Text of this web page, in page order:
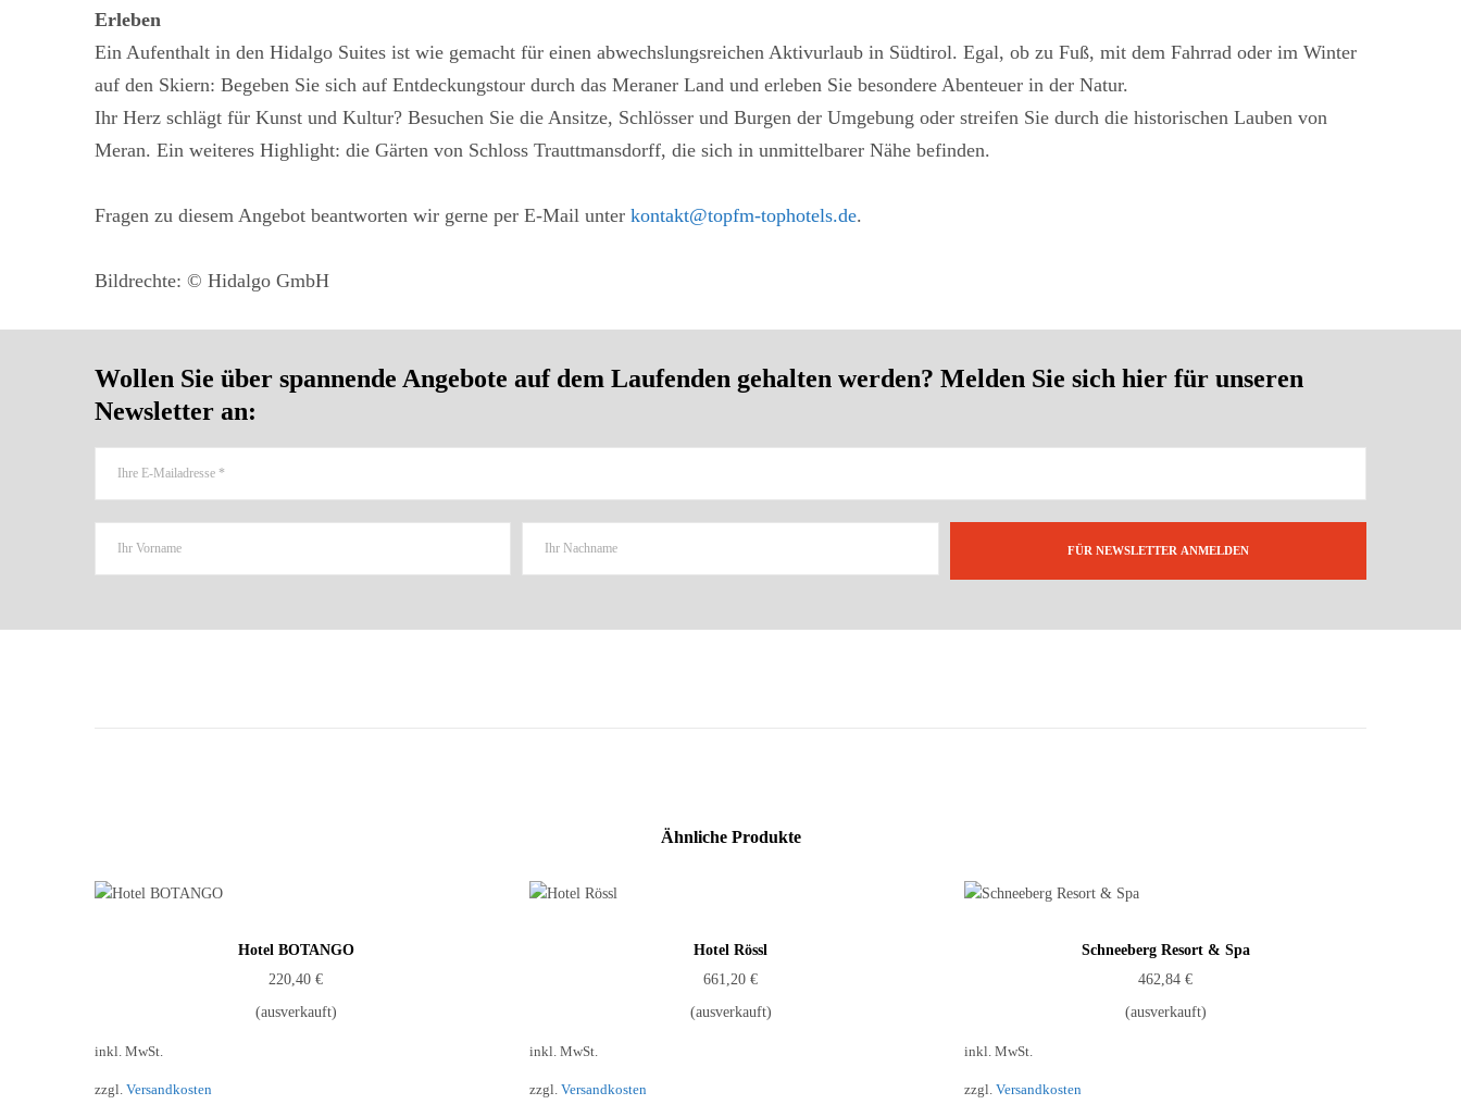
Erleben
Ein Aufenthalt in den Hidalgo Suites ist wie gemacht für einen abwechslungsreichen Aktivurlaub in Südtirol. Egal, ob zu Fuß, mit dem Fahrrad oder im Winter
auf den Skiern: Begeben Sie sich auf Entdeckungstour durch das Meraner Land und erleben Sie besondere Abenteuer in der Natur.
Ihr Herz schlägt für Kunst und Kultur? Besuchen Sie die Ansitze, Schlösser und Burgen der Umgebung oder streifen Sie durch die historischen Lauben von
Meran. Ein weiteres Highlight: die Gärten von Schloss Trauttmansdorff, die sich in unmittelbarer Nähe befinden.
Fragen zu diesem Angebot beantworten wir gerne per E-Mail unter kontakt@topfm-tophotels.de.
Bildrechte: © Hidalgo GmbH
Wollen Sie über spannende Angebote auf dem Laufenden gehalten werden? Melden Sie sich hier für unseren
Newsletter an:
Ähnliche Produkte
Hotel BOTANGO
220,40 €
(ausverkauft)
inkl. MwSt.
zzgl. Versandkosten
Hotel Rössl
661,20 €
(ausverkauft)
inkl. MwSt.
zzgl. Versandkosten
Schneeberg Resort & Spa
462,84 €
(ausverkauft)
inkl. MwSt.
zzgl. Versandkosten